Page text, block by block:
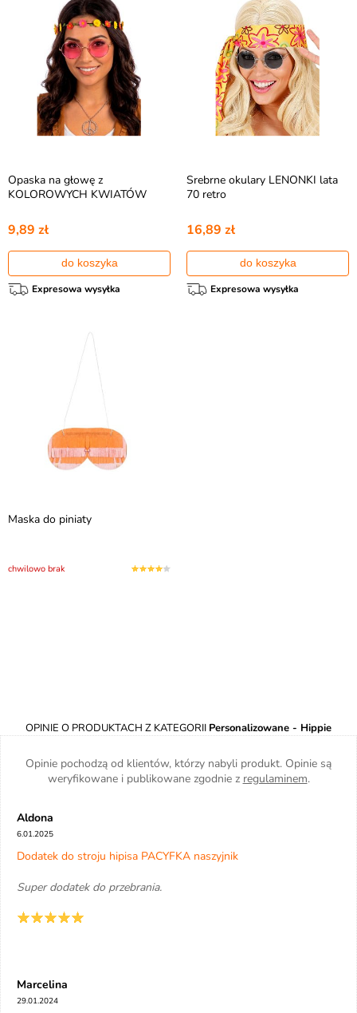
Opaska na głowę z
KOLOROWYCH KWIATÓW
9,89 zł
do koszyka
Expresowa wysyłka
Srebrne okulary LENONKI lata
70 retro
16,89 zł
do koszyka
Expresowa wysyłka
Maska do piniaty
chwilowo brak
OPINIE O PRODUKTACH Z KATEGORII Personalizowane - Hippie
Opinie pochodzą od klientów, którzy nabyli produkt. Opinie są
weryfikowane i publikowane zgodnie z regulaminem.
Aldona
6.01.2025
Dodatek do stroju hipisa PACYFKA naszyjnik
Super dodatek do przebrania.
Marcelina
29.01.2024